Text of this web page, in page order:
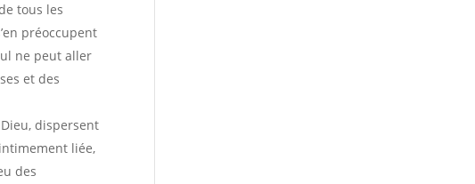
tous les
préoccupent
ne peut aller
et des
dispersent
liée,
des